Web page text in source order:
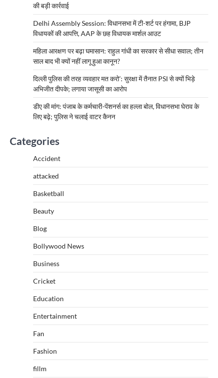
की बड़ी कार्रवाई
Delhi Assembly Session: विधानसभा में टी-शर्ट पर हंगामा, BJP
विधायकों की आपत्ति, AAP के छह विधायक मार्शल आउट
महिला आरक्षण पर बढ़ा घमासान: राहुल गांधी का सरकार से सीधा सवाल; तीन
साल बाद भी क्यों नहीं लागू हुआ कानून?
दिल्ली पुलिस की तरह व्यवहार मत करो’: सुरक्षा में तैनात PSI से क्यों भिड़े
अभिजीत दीपके; लगाया जासूसी का आरोप
डीए की मांग: पंजाब के कर्मचारी-पेंशनर्स का हल्ला बोल, विधानसभा घेराव के
लिए बढ़े; पुलिस ने चलाई वाटर कैनन
Categories
Accident
attacked
Basketball
Beauty
Blog
Bollywood News
Business
Cricket
Education
Entertainment
Fan
Fashion
fillm